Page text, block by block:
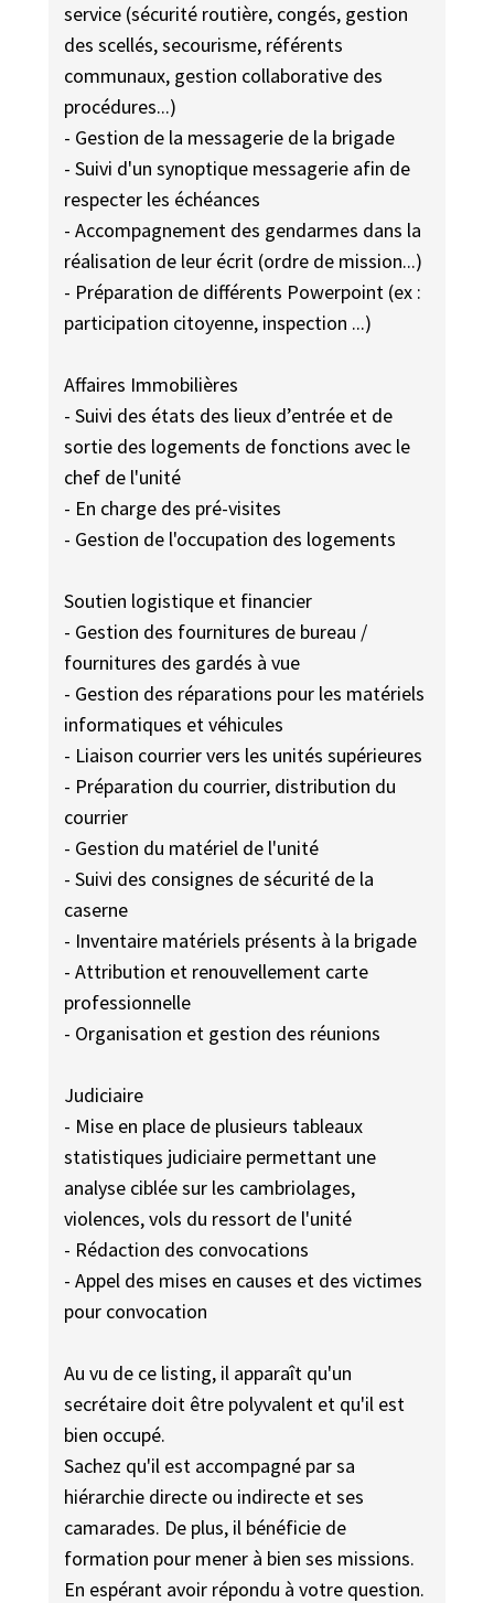
service (sécurité routière, congés, gestion
des scellés, secourisme, référents
communaux, gestion collaborative des
procédures...)
- Gestion de la messagerie de la brigade
- Suivi d'un synoptique messagerie afin de
respecter les échéances
- Accompagnement des gendarmes dans la
réalisation de leur écrit (ordre de mission...)
- Préparation de différents Powerpoint (ex :
participation citoyenne, inspection ...)
Affaires Immobilières
- Suivi des états des lieux d’entrée et de
sortie des logements de fonctions avec le
chef de l'unité
- En charge des pré-visites
- Gestion de l'occupation des logements
Soutien logistique et financier
- Gestion des fournitures de bureau /
fournitures des gardés à vue
- Gestion des réparations pour les matériels
informatiques et véhicules
- Liaison courrier vers les unités supérieures
- Préparation du courrier, distribution du
courrier
- Gestion du matériel de l'unité
- Suivi des consignes de sécurité de la
caserne
- Inventaire matériels présents à la brigade
- Attribution et renouvellement carte
professionnelle
- Organisation et gestion des réunions
Judiciaire
- Mise en place de plusieurs tableaux
statistiques judiciaire permettant une
analyse ciblée sur les cambriolages,
violences, vols du ressort de l'unité
- Rédaction des convocations
- Appel des mises en causes et des victimes
pour convocation
Au vu de ce listing, il apparaît qu'un
secrétaire doit être polyvalent et qu'il est
bien occupé.
Sachez qu'il est accompagné par sa
hiérarchie directe ou indirecte et ses
camarades. De plus, il bénéficie de
formation pour mener à bien ses missions.
En espérant avoir répondu à votre question.